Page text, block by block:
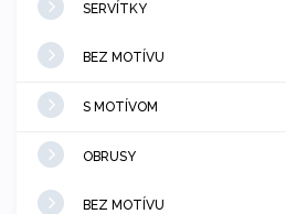
SERVÍTKY
BEZ MOTÍVU
S MOTÍVOM
OBRUSY
BEZ MOTÍVU